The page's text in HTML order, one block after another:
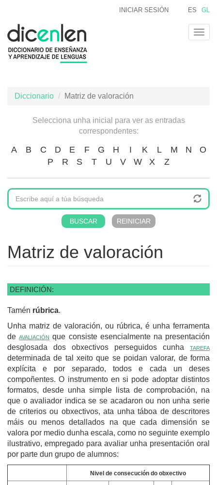
contido
principal
ES GL
INICIAR SESIÓN
Diccionario Matriz de valoración
Selecciona unha inicial para ver as entradas
correspondentes:
A B C D E F G H I K L M N
O
P
R S T U V W X Z
Matriz de valoración
DEFINICIÓN:
Tamén rúbrica.
Unha matriz de valoración, ou rúbrica, é unha ferramenta
deavaliación que consiste esencialmente na presentación
desglosada dos obxectivos perseguidos cunha tarefa
determinada de tal xeito que se poidan valorar, de forma
explícita e por separado, todos e cada un deses
compoñentes. O instrumento en si pode adoptar distintos
formatos, desde unha simple lista de comprobación, na
que o avaliador indica se se acadaron ou non unha serie
de criterios ou obxectivos, ata unha táboa de descritores
máis ou menos detallados na que cada dimensión se
valora por medio dunha escala, como no seguinte exemplo
ilustrativo, empregado para avaliar unha presentación oral
por parte dun grupo de alumnos:
Nivel de consecución do obxectivo